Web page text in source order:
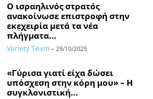
Ο ισραηλινός στρατός
ανακοίνωσε επιστροφή στην
εκεχειρία μετά τα νέα
πλήγματα...
Variety Team - 29/10/2025
«Γύρισα γιατί είχα δώσει
υπόσχεση στην κόρη μου» – Η
συγκλονιστική...